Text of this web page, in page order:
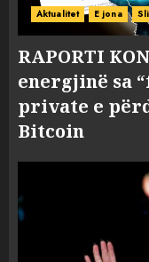
Aktualitet E jona
RAPORTI
energjinë sa
private e
Bitcoin